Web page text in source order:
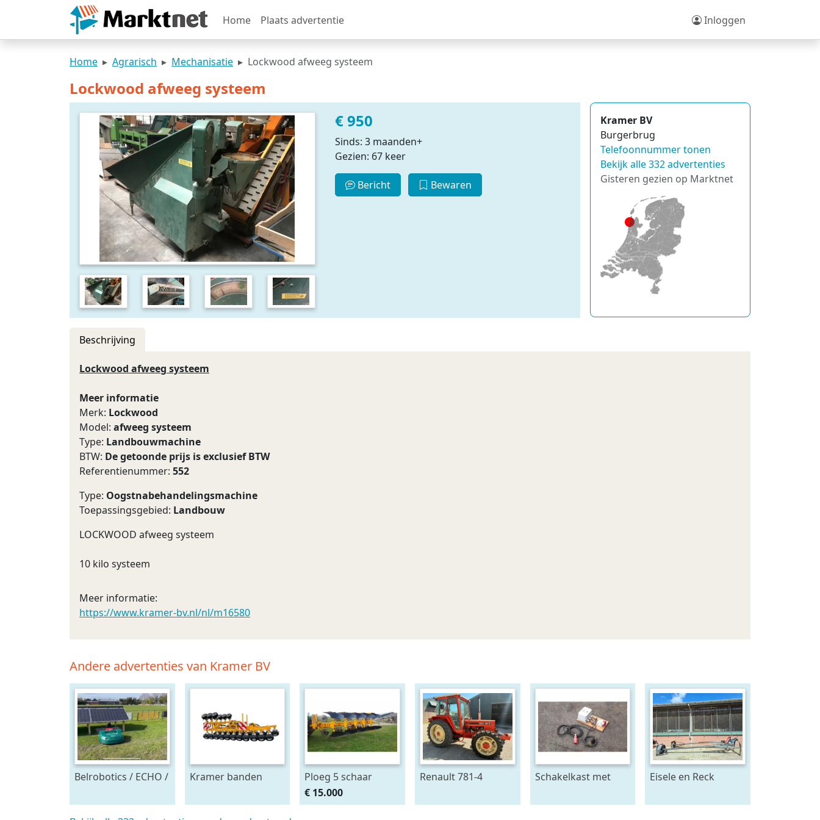
Home Plaats advertentie Inloggen
Home Agrarisch Mechanisatie Lockwood afweeg systeem
Lockwood afweeg systeem
€ 950
Sinds: 3 maanden+
Gezien: 67 keer
Bericht Bewaren
Kramer BV
Burgerbrug
Telefoonnummer tonen
Bekijk alle 332 advertenties
Gisteren gezien op Marktnet
Beschrijving
Lockwood afweeg systeem
Meer informatie
Merk: Lockwood
Model: afweeg systeem
Type: Landbouwmachine
BTW: De getoonde prijs is exclusief BTW
Referentienummer: 552
Type: Oogstnabehandelingsmachine
Toepassingsgebied: Landbouw
LOCKWOOD afweeg systeem
10 kilo systeem
Meer informatie:
https://www.kramer-bv.nl/nl/m16580
Andere advertenties van Kramer BV
Belrobotics / ECHO /
leverancier
Kramer banden
Ploeg 5 schaar
RUMPTSTAD RPV
140 - 480V4 + 1
€ 15.000
Renault 781-4
Schakelkast met
krachtstroom
Eisele en Reck
omkeer kast 70 x 70